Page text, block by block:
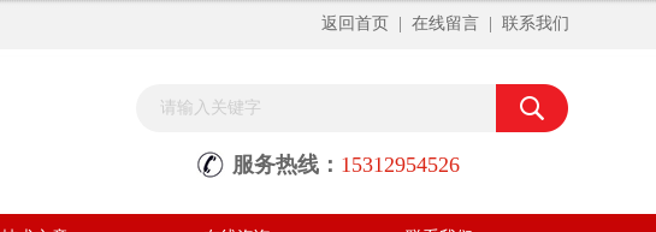
返回首页 在线留言 联系我们
服务热线： 15312954526